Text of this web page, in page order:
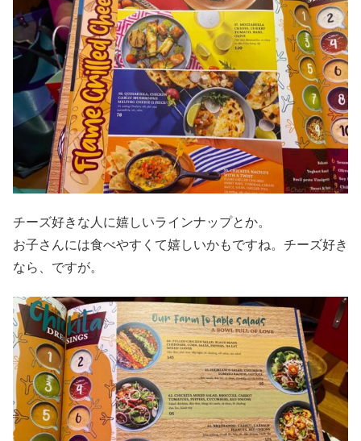
チーズ好きな人に嬉しいラインナップとか。
お子さんには食べやすくて嬉しいかもですね。チーズ好き
なら、ですが。